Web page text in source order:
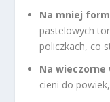
Na mniej
pastelowych
policzkach, co
Na wieczorne
cieni do